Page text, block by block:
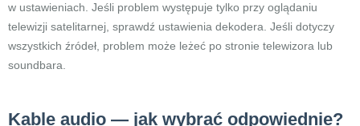
w ustawieniach. Jeśli problem występuje tylko przy oglądaniu
telewizji satelitarnej, sprawdź ustawienia dekodera. Jeśli dotyczy
wszystkich źródeł, problem może leżeć po stronie telewizora lub
soundbara.
Kable audio — jak wybrać odpowiednie?